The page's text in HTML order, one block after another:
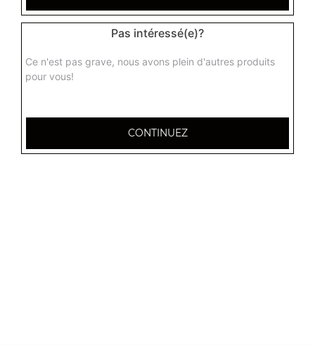
Pas intéressé(e)?
Ce n'est pas grave, nous avons plein d'autres produits
pour vous!
CONTINUEZ